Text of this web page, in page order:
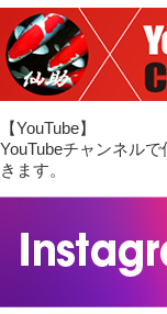
【YouTube】
YouTubeチャンネル
きます。